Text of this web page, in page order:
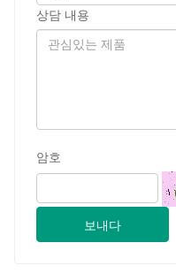
상담 내용
암호
보내다